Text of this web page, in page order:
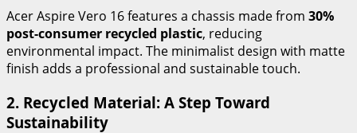
Acer Aspire Vero 16 features a chassis made from 30%
post-consumer recycled plastic, reducing
environmental impact. The minimalist design with matte
finish adds a professional and sustainable touch.
2. Recycled Material: A Step Toward
Sustainability